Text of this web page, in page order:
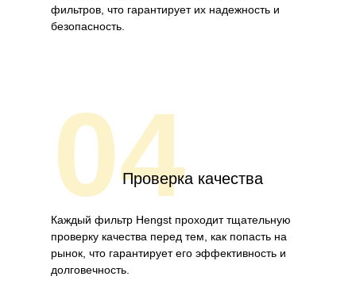
фильтров, что гарантирует их надежность и
безопасность.
04Проверка качества
Каждый фильтр Hengst проходит тщательную
проверку качества перед тем, как попасть на
рынок, что гарантирует его эффективность и
долговечность.